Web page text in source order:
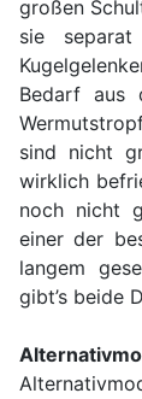
großen
sie
Bedarf aus
sind nicht
wirklich
noch nicht
einer der
langem
gibt’s beide